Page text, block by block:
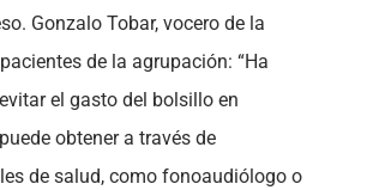
Gonzalo Tobar, vocero de la
de la agrupación: “Ha
el gasto del bolsillo en
obtener a través de
de salud, como fonoaudiólogo o